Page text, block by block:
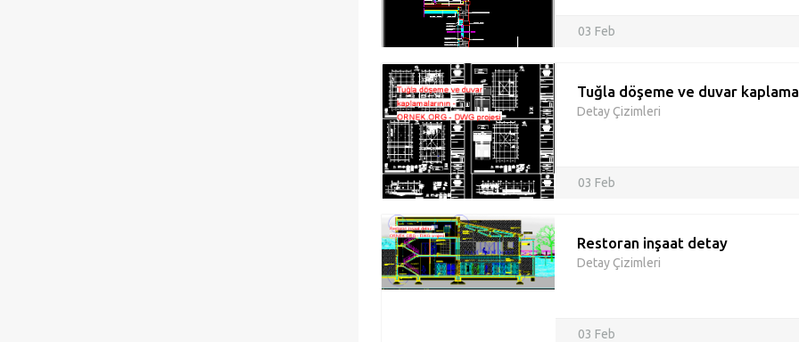
03 Feb
Tuğla döşeme ve duvar
Detay Çizimleri
03 Feb
Restoran inşaat detay
Detay Çizimleri
03 Feb